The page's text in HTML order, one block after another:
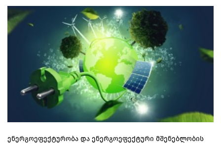
ენერგოეფექტურობა და ენერგოეფექტური მშენებლობის